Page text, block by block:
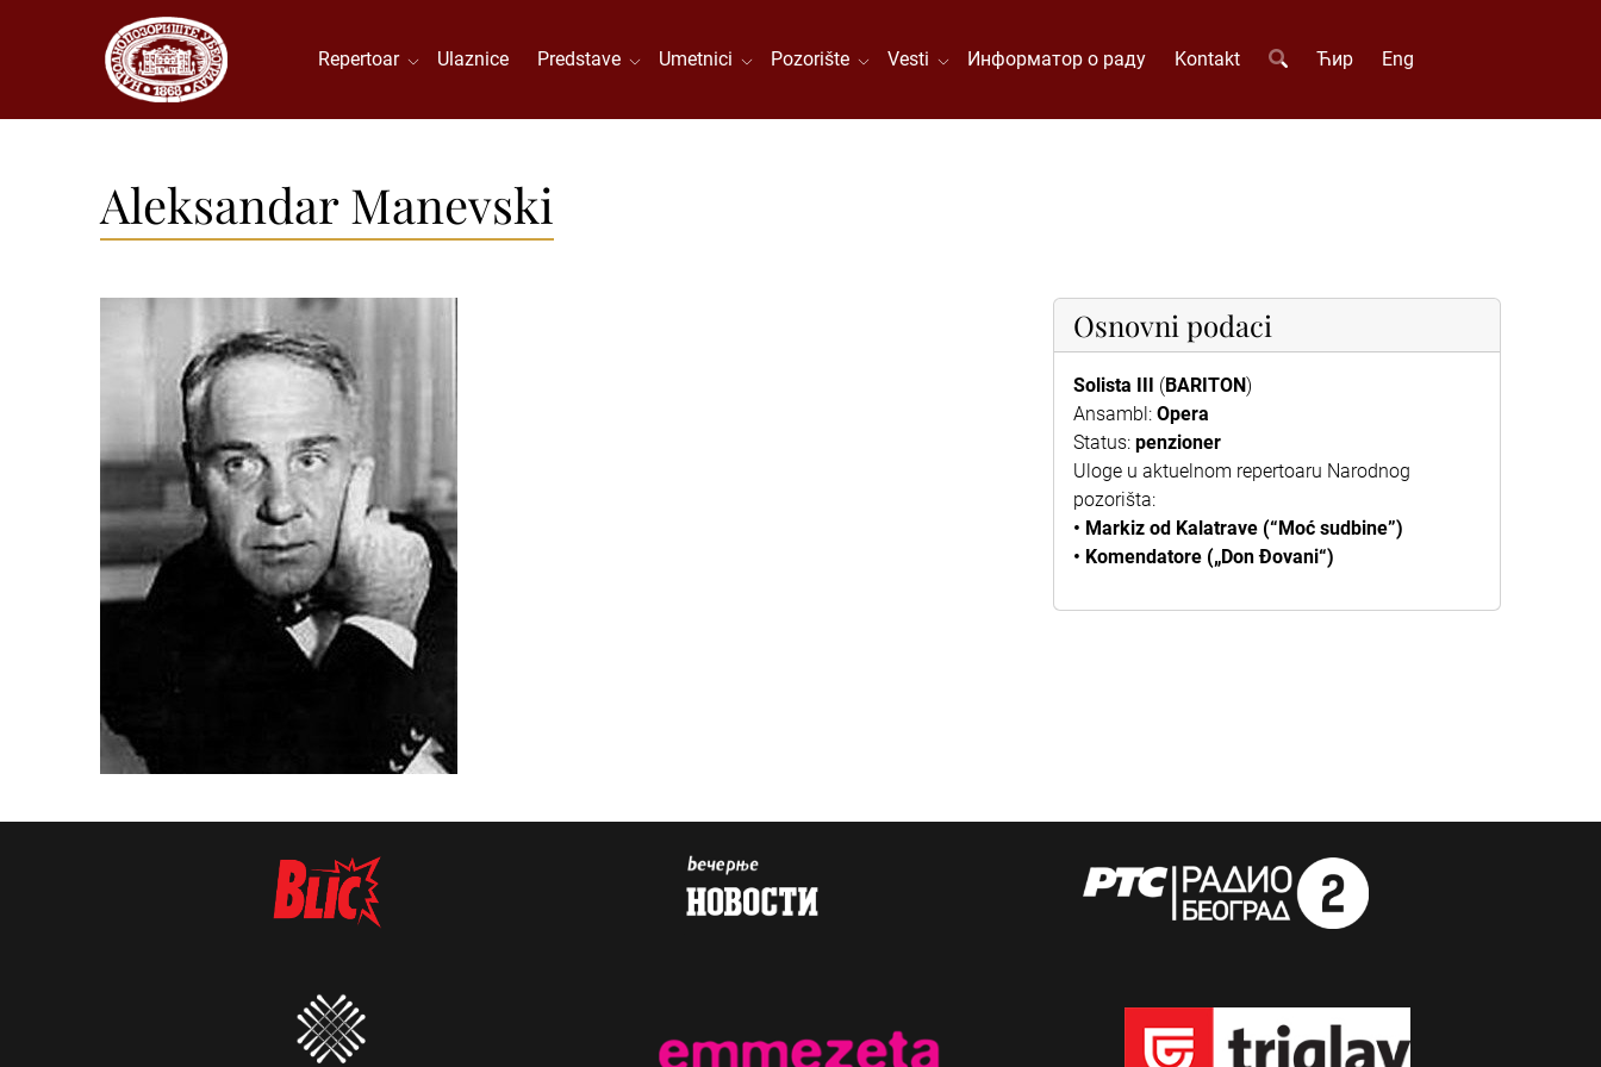
Repertoar Ulaznice Predstave Umetnici Pozorište Vesti Информатор о раду Kontakt Ћир Eng
Aleksandar Manevski
Osnovni podaci
Solista III (BARITON)
Ansambl: Opera
Status: penzioner
Uloge u aktuelnom repertoaru Narodnog
pozorišta:
• Markiz od Kalatrave (“Moć sudbine”)
• Komendatore („Don Đovani“)